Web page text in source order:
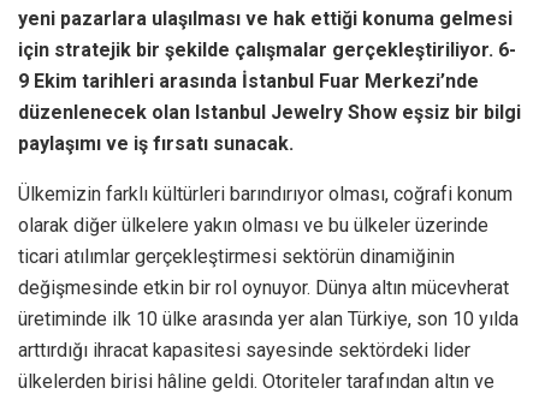
yeni pazarlara ulaşılması ve hak ettiği konuma gelmesi
için stratejik bir şekilde çalışmalar gerçekleştiriliyor. 6-
9 Ekim tarihleri arasında İstanbul Fuar Merkezi’nde
düzenlenecek olan Istanbul Jewelry Show eşsiz bir bilgi
paylaşımı ve iş fırsatı sunacak.
Ülkemizin farklı kültürleri barındırıyor olması, coğrafi konum
olarak diğer ülkelere yakın olması ve bu ülkeler üzerinde
ticari atılımlar gerçekleştirmesi sektörün dinamiğinin
değişmesinde etkin bir rol oynuyor. Dünya altın mücevherat
üretiminde ilk 10 ülke arasında yer alan Türkiye, son 10 yılda
arttırdığı ihracat kapasitesi sayesinde sektördeki lider
ülkelerden birisi hâline geldi. Otoriteler tarafından altın ve